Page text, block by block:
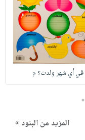
في أي شهر ولدت؟ م
5
المزيد من البنود »